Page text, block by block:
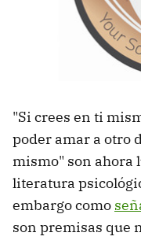
"Si crees en ti
poder amar a otro
mismo" son ahora
literatura
embargo como
son premisas que